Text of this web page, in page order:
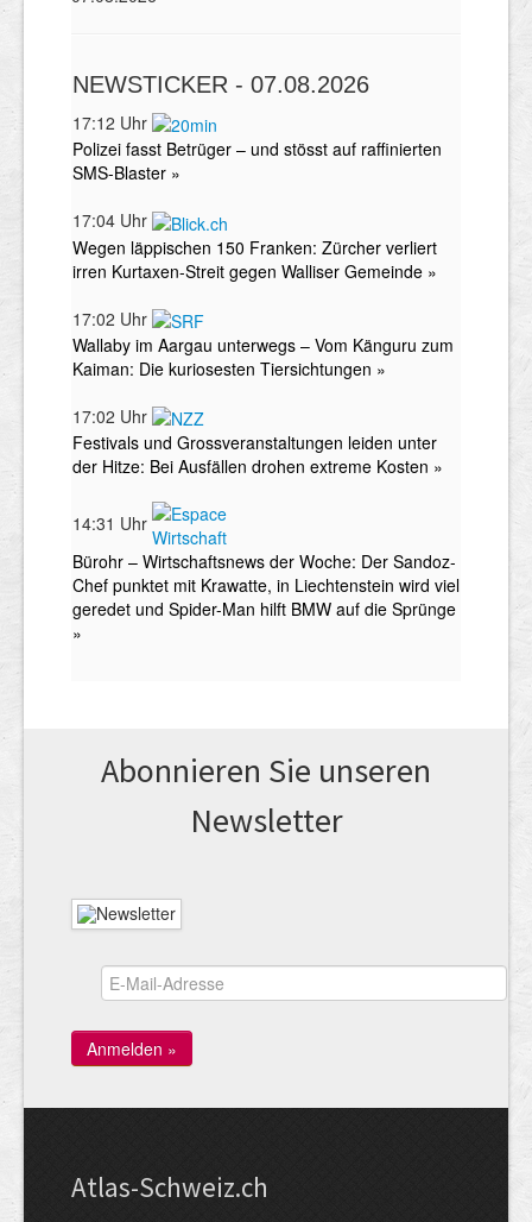
Abonnieren Sie unseren
News­letter
Atlas-Schweiz.ch